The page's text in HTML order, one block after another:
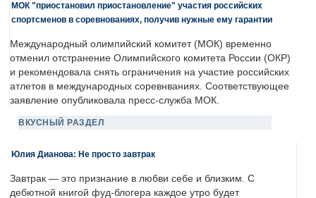
МОК "приостановил приостановление" участия российских
спортсменов в соревнованиях, получив нужные ему гарантии
Международный олимпийский комитет (МОК) временно
отменил отстранение Олимпийского комитета России (ОКР)
и рекомендовала снять ограничения на участие российских
атлетов в международных соревнваниях. Соответствующее
заявление опубликовала пресс-служба МОК.
ВКУСНЫЙ РАЗДЕЛ
Юлия Дианова: Не просто завтрак
Завтрак — это признание в любви себе и близким. С
дебютной книгой фуд-блогера каждое утро будет